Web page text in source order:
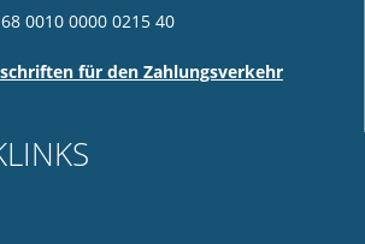
0010 0000 0215 40
für den Zahlungsverkehr